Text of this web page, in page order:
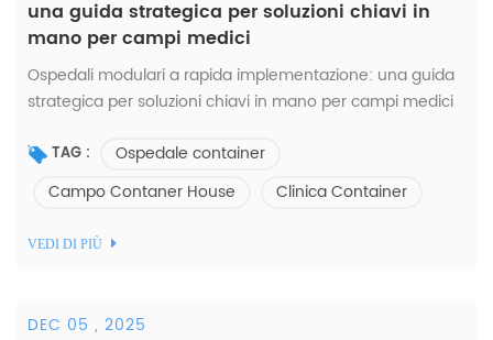
una guida strategica per soluzioni chiavi in
mano per campi medici
Ospedali modulari a rapida implementazione: una guida
strategica per soluzioni chiavi in mano per campi medici
dell'Ebola nelle regioni remote, o al...
TAG :
Ospedale container
Campo Contaner House
Clinica Container
VEDI DI PIÙ
DEC 05 , 2025